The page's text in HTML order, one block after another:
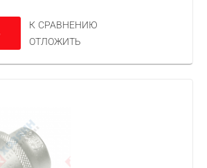
К СРАВНЕНИЮ
ОТЛОЖИТЬ